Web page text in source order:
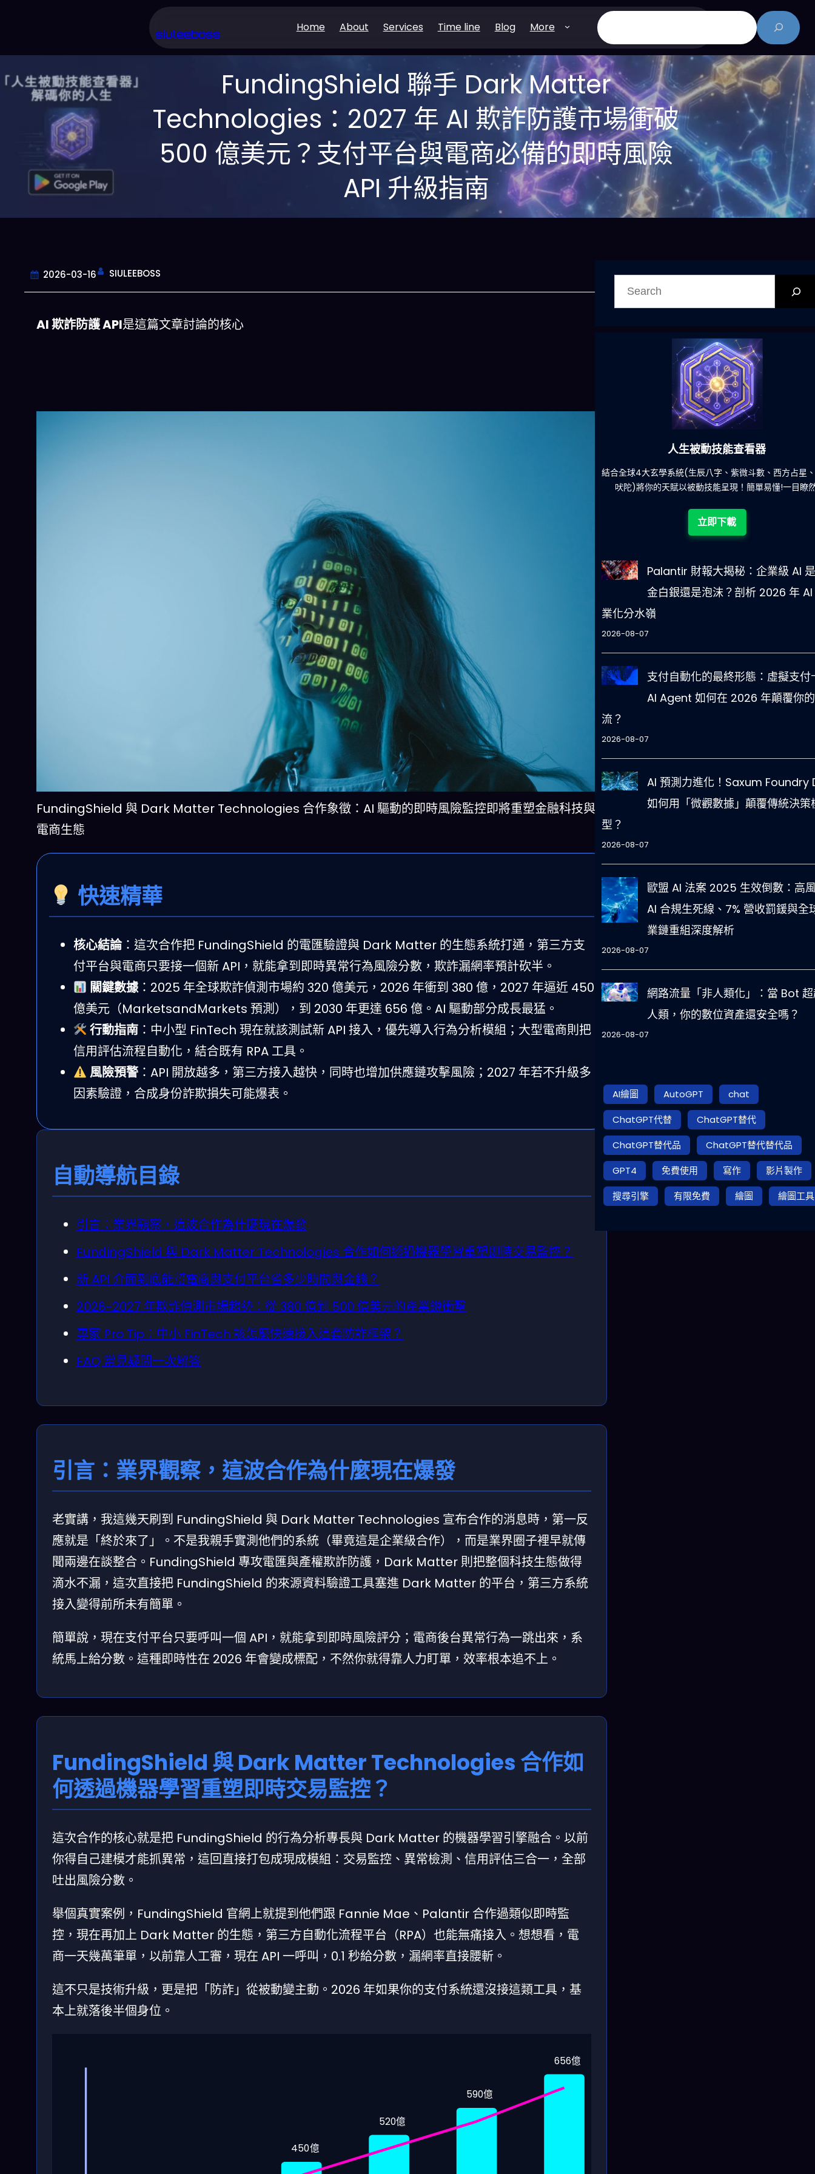
主
要
siuleeboss Home About Services Time line Blog More
搜
尋
FundingShield 聯手 Dark Matter
Technologies：2027 年 AI 欺詐防護市場衝破
500 億美元？支付平台與電商必備的即時風險
API 升級指南
2026-03-16 SIULEEBOSS
AI 欺詐防護 API是這篇文章討論的核心
FundingShield 與 Dark Matter Technologies 合作象徵：AI 驅動的即時風險監控即將重塑金融科技與
電商生態
快速精華
核心結論：這次合作把 FundingShield 的電匯驗證與 Dark Matter 的生態系統打通，第三方支
付平台與電商只要接一個新 API，就能拿到即時異常行為風險分數，欺詐漏網率預計砍半。
關鍵數據：2025 年全球欺詐偵測市場約 320 億美元，2026 年衝到 380 億，2027 年逼近 450
億美元（MarketsandMarkets 預測），到 2030 年更達 656 億。AI 驅動部分成長最猛。
行動指南：中小型 FinTech 現在就該測試新 API 接入，優先導入行為分析模組；大型電商則把
信用評估流程自動化，結合既有 RPA 工具。
風險預警：API 開放越多，第三方接入越快，同時也增加供應鏈攻擊風險；2027 年若不升級多
因素驗證，合成身份詐欺損失可能爆表。
自動導航目錄
引言：業界觀察，這波合作為什麼現在爆發
FundingShield 與 Dark Matter Technologies 合作如何透過機器學習重塑即時交易監控？
新 API 介面到底能幫電商與支付平台省多少時間與金錢？
2026-2027 年欺詐偵測市場趨勢：從 380 億到 500 億美元的產業鏈衝擊
專家 Pro Tip：中小 FinTech 該怎麼快速接入這套防詐框架？
FAQ 常見疑問一次解答
引言：業界觀察，這波合作為什麼現在爆發
老實講，我這幾天刷到 FundingShield 與 Dark Matter Technologies 宣布合作的消息時，第一反
應就是「終於來了」。不是我親手實測他們的系統（畢竟這是企業級合作），而是業界圈子裡早就傳
聞兩邊在談整合。FundingShield 專攻電匯與產權欺詐防護，Dark Matter 則把整個科技生態做得
滴水不漏，這次直接把 FundingShield 的來源資料驗證工具塞進 Dark Matter 的平台，第三方系統
接入變得前所未有簡單。
簡單說，現在支付平台只要呼叫一個 API，就能拿到即時風險評分；電商後台異常行為一跳出來，系
統馬上給分數。這種即時性在 2026 年會變成標配，不然你就得靠人力盯單，效率根本追不上。
FundingShield 與 Dark Matter Technologies 合作如
何透過機器學習重塑即時交易監控？
這次合作的核心就是把 FundingShield 的行為分析專長與 Dark Matter 的機器學習引擎融合。以前
你得自己建模才能抓異常，這回直接打包成現成模組：交易監控、異常檢測、信用評估三合一，全部
吐出風險分數。
舉個真實案例，FundingShield 官網上就提到他們跟 Fannie Mae、Palantir 合作過類似即時監
控，現在再加上 Dark Matter 的生態，第三方自動化流程平台（RPA）也能無痛接入。想想看，電
商一天幾萬筆單，以前靠人工審，現在 API 一呼叫，0.1 秒給分數，漏網率直接腰斬。
這不只是技術升級，更是把「防詐」從被動變主動。2026 年如果你的支付系統還沒接這類工具，基
本上就落後半個身位。
450億
520億
590億
656億
人生被動技能查看器
結合全球4大玄學系統(生辰八字、紫微斗數、西方占星、
吠陀)將你的天賦以被動技能呈現！簡單易懂!一目瞭然!
立即下載
Palantir 財報大揭秘：企業級 AI
金白銀還是泡沫？剖析 2026 年 AI
業化分水嶺
2026-08-07
支付自動化的最終形態：虛擬支付
AI Agent 如何在 2026 年顛覆你
流？
2026-08-07
AI 預測力進化！Saxum Foundry
如何用「微觀數據」顛覆傳統決策
型？
2026-08-07
歐盟 AI 法案 2025 生效倒數：高
AI 合規生死線、7% 營收罰鍰與全
業鏈重組深度解析
2026-08-07
網路流量「非人類化」：當 Bot
人類，你的數位資產還安全嗎？
2026-08-07
AI繪圖 AutoGPT
chat
ChatGPT代替
ChatGPT替代
ChatGPT替代品
ChatGPT替代替代品
GPT4
免費使用 寫作
影片製作
搜尋引擎
有限免費 繪圖 繪圖工具